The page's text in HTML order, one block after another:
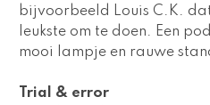
bijvoorbeeld Louis C.K.
leukste om te doen. Een
mooi lampje en rauwe
Trial & error